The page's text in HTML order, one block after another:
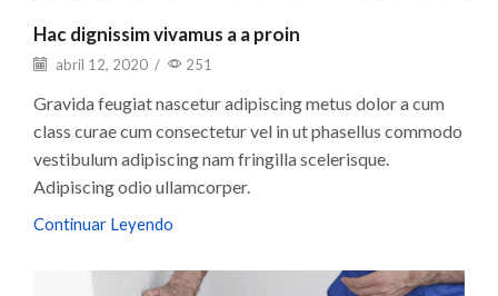
Hac dignissim vivamus a a proin
abril 12, 2020 / 251
Gravida feugiat nascetur adipiscing metus dolor a cum
class curae cum consectetur vel in ut phasellus commodo
vestibulum adipiscing nam fringilla scelerisque.
Adipiscing odio ullamcorper.
Continuar Leyendo